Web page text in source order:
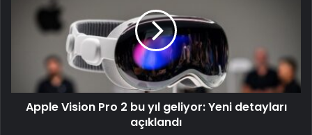
Apple Vision Pro 2 bu yıl geliyor: Yeni detayları
açıklandı